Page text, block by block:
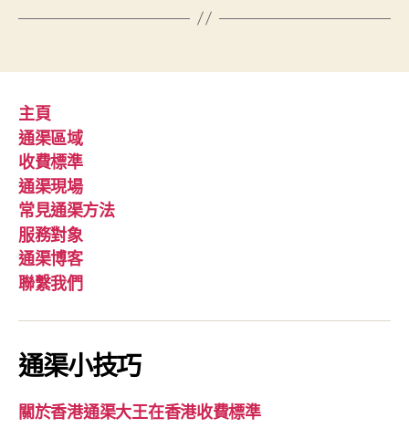
主頁
通渠區域
收費標準
通渠現場
常見通渠方法
服務對象
通渠博客
聯繫我們
通渠小技巧
關於香港通渠大王在香港收費標準